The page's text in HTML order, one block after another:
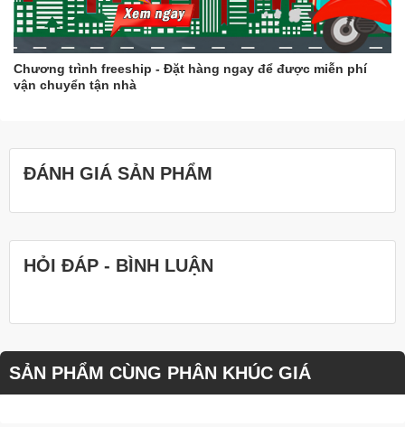
Chương trình freeship - Đặt hàng ngay để được miễn phí
vận chuyển tận nhà
ĐÁNH GIÁ SẢN PHẨM
HỎI ĐÁP - BÌNH LUẬN
SẢN PHẨM CÙNG PHÂN KHÚC GIÁ